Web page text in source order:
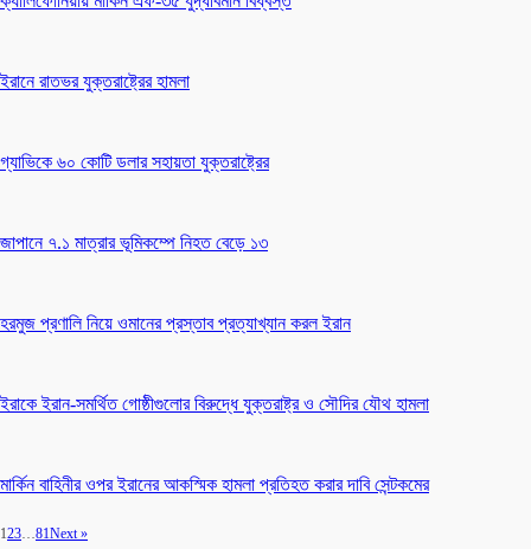
ইরানে রাতভর যুক্তরাষ্ট্রের হামলা
গ্যাভিকে ৬০ কোটি ডলার সহায়তা যুক্তরাষ্ট্রের
জাপানে ৭.১ মাত্রার ভূমিকম্পে নিহত বেড়ে ১৩
হরমুজ প্রণালি নিয়ে ওমানের প্রস্তাব প্রত্যাখ্যান করল ইরান
ইরাকে ইরান-সমর্থিত গোষ্ঠীগুলোর বিরুদ্ধে যুক্তরাষ্ট্র ও সৌদির যৌথ হামলা
মার্কিন বাহিনীর ওপর ইরানের আকস্মিক হামলা প্রতিহত করার দাবি সেন্টকমের
123…81Next »